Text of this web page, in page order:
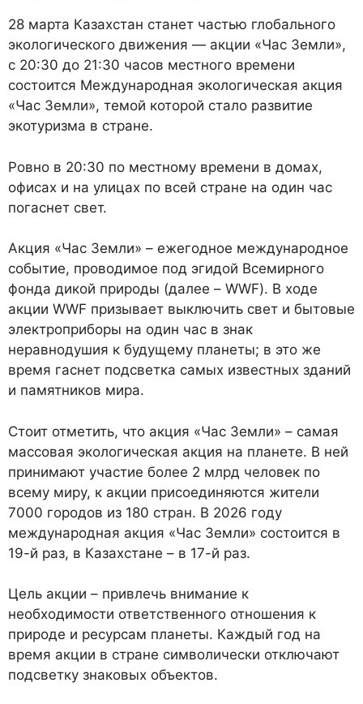
28 марта Казахстан станет частью глобального
экологического движения — акции «Час Земли»,
с 20:30 до 21:30 часов местного времени
состоится Международная экологическая акция
«Час Земли», темой которой стало развитие
экотуризма в стране.
Ровно в 20:30 по местному времени в домах,
офисах и на улицах по всей стране на один час
погаснет свет.
Акция «Час Земли» – ежегодное международное
событие, проводимое под эгидой Всемирного
фонда дикой природы (далее – WWF). В ходе
акции WWF призывает выключить свет и бытовые
электроприборы на один час в знак
неравнодушия к будущему планеты; в это же
время гаснет подсветка самых известных зданий
и памятников мира.
Стоит отметить, что акция «Час Земли» – самая
массовая экологическая акция на планете. В ней
принимают участие более 2 млрд человек по
всему миру, к акции присоединяются жители
7000 городов из 180 стран. В 2026 году
международная акция «Час Земли» состоится в
19-й раз, в Казахстане – в 17-й раз.
Цель акции – привлечь внимание к
необходимости ответственного отношения к
природе и ресурсам планеты. Каждый год на
время акции в стране символически отключают
подсветку знаковых объектов.